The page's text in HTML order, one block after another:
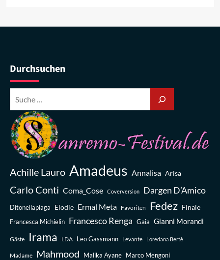
Durchsuchen
Achille Lauro Amadeus Annalisa Arisa
Carlo Conti Coma_Cose Coverversion Dargen D’Amico
Ditonellapiaga Elodie Ermal Meta Favoriten Fedez Finale
Francesca Michielin Francesco Renga Gaia Gianni Morandi
Gäste Irama LDA Leo Gassmann Levante Loredana Bertè
Madame Mahmood Malika Ayane Marco Mengoni